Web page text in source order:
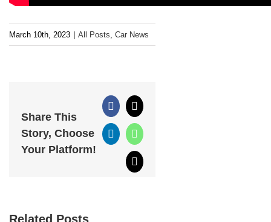
March 10th, 2023 All Posts, Car News
Share This
Story, Choose
Your Platform!
Facebook
X
LinkedInWhatsApp
Email
Related Posts